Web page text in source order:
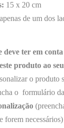
15 x 20 cm
de um dos
deve ter em
produto ao
o produto
o formulário
forem necessários)